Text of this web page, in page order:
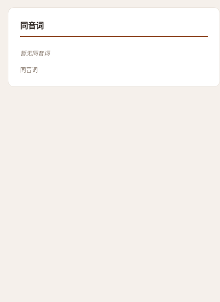
同音词
暂无同音词
同音词